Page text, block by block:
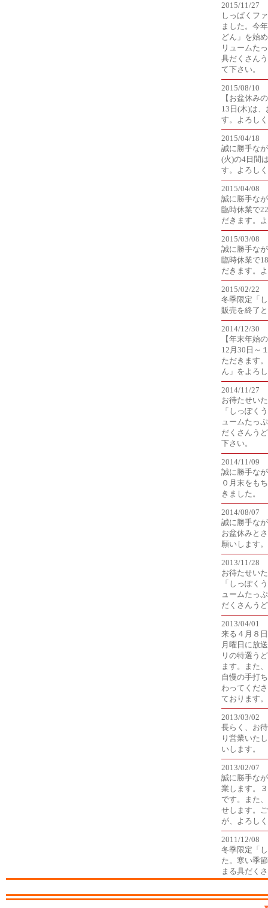
2015/11/27
しっぱくフ
ました。今
どん」を始
リュームた
具だくさん
て下さい。
2015/08/10
【お盆休み
13日(木)は
す。よろし
2015/04/18
誠に勝手な
(火)の4日間
す。よろし
2015/04/08
誠に勝手な
臨時休業で
だきます。
2015/03/08
誠に勝手な
臨時休業で
だきます。
2015/02/22
冬季限定「
販売を終了
2014/12/30
【年末年始
12月30日～
ただきます
ん」をよろ
2014/11/27
お待たせい
「しっぽく
ュームたっ
だくさんう
下さい。
2014/11/09
誠に勝手な
０月末をも
きました。
2014/08/07
誠に勝手な
お盆休みと
願いします。
2013/11/28
お待たせい
「しっぽく
ュームたっ
だくさんう
2013/04/01
来る４月８
月曜日に放
リの特選う
ます。また
自慢の手打
わってくだ
ております。
2013/03/02
長らく、お
り営業いた
いします。
2013/02/07
誠に勝手な
業します。
です。また
せします。
が、よろし
2011/12/08
冬季限定「
た。寒い季
まる具だく